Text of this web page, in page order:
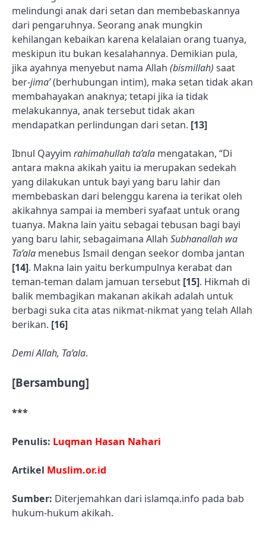
melindungi anak dari setan dan membebaskannya
dari pengaruhnya. Seorang anak mungkin
kehilangan kebaikan karena kelalaian orang tuanya,
meskipun itu bukan kesalahannya. Demikian pula,
jika ayahnya menyebut nama Allah (bismillah) saat
ber-jima’(berhubungan intim), maka setan tidak akan
membahayakan anaknya; tetapi jika ia tidak
melakukannya, anak tersebut tidak akan
mendapatkan perlindungan dari setan. [13]
Ibnul Qayyim rahimahullah ta’ala mengatakan, “Di
antara makna akikah yaitu ia merupakan sedekah
yang dilakukan untuk bayi yang baru lahir dan
membebaskan dari belenggu karena ia terikat oleh
akikahnya sampai ia memberi syafaat untuk orang
tuanya. Makna lain yaitu sebagai tebusan bagi bayi
yang baru lahir, sebagaimana Allah Subhanallah wa
Ta’ala menebus Ismail dengan seekor domba jantan
[14]. Makna lain yaitu berkumpulnya kerabat dan
teman-teman dalam jamuan tersebut [15]. Hikmah di
balik membagikan makanan akikah adalah untuk
berbagi suka cita atas nikmat-nikmat yang telah Allah
berikan. [16]
Demi Allah, Ta’ala.
[Bersambung]
***
Penulis: Luqman Hasan Nahari
Artikel Muslim.or.id
Sumber: Diterjemahkan dari islamqa.info pada bab
hukum-hukum akikah.